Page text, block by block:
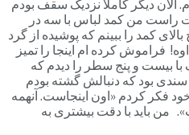
دیگر کاملا نزدیک سقف بودم
راست من کمد لباس با سه در
کمد را ببینم که پوشیده از گرد
فراموش کرده ام اینجا را تمیز
با بیست و پنج سطر را دیدم که
بود که دنبالش گشته بودم
فکر کردم «اون اینجاست. آنهمه
من باید با دقت بیشتری به